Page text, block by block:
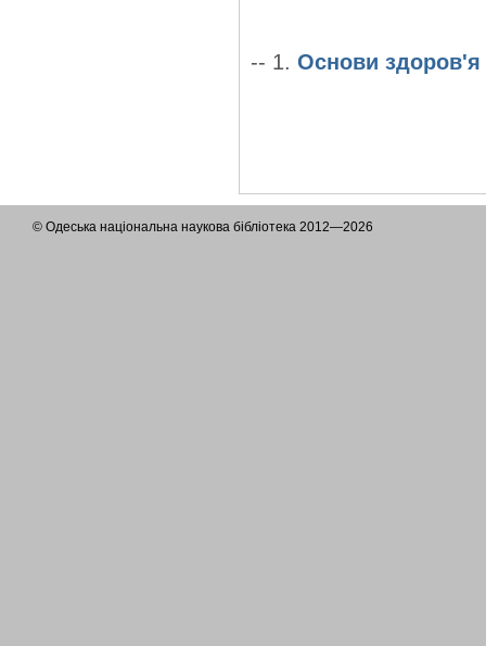
-- 1. Основи здоров'я
© Одеська національна наукова бібліотека 2012—2026